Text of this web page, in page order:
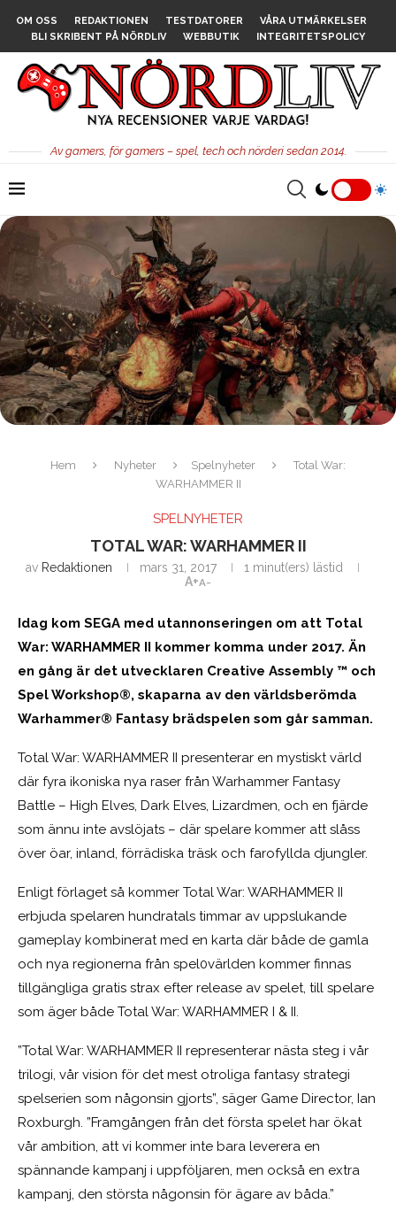
OM OSS REDAKTIONEN TESTDATORER
VÅRA UTMÄRKELSER
BLI SKRIBENT PÅ NÖRDLIV
WEBBUTIK INTEGRITETSPOLICY
Av gamers, för gamers – spel, tech och nörderi sedan 2014.
Hem Nyheter Spelnyheter
Total War:
WARHAMMER II
SPELNYHETER
TOTAL WAR: WARHAMMER II
av Redaktionen mars 31, 2017
1 minut(ers) lästid
A+A-
Idag kom SEGA med utannonseringen om att Total
War: WARHAMMER II kommer komma under 2017. Än
en gång är det utvecklaren Creative Assembly ™ och
Spel Workshop®, skaparna av den världsberömda
Warhammer® Fantasy brädspelen som går samman.
Total War: WARHAMMER II presenterar en mystiskt värld
där fyra ikoniska nya raser från Warhammer Fantasy
Battle – High Elves, Dark Elves, Lizardmen, och en fjärde
som ännu inte avslöjats – där spelare kommer att slåss
över öar, inland, förrädiska träsk och farofyllda djungler.
Enligt förlaget så kommer Total War: WARHAMMER II
erbjuda spelaren hundratals timmar av uppslukande
gameplay kombinerat med en karta där både de gamla
och nya regionerna från spel0världen kommer finnas
tillgängliga gratis strax efter release av spelet, till spelare
som äger både Total War: WARHAMMER I & II.
”Total War: WARHAMMER II representerar nästa steg i vår
trilogi, vår vision för det mest otroliga fantasy strategi
spelserien som någonsin gjorts”, säger Game Director, Ian
Roxburgh. ”Framgången från det första spelet har ökat
vår ambition, att vi kommer inte bara leverera en
spännande kampanj i uppföljaren, men också en extra
kampanj, den största någonsin för ägare av båda.”